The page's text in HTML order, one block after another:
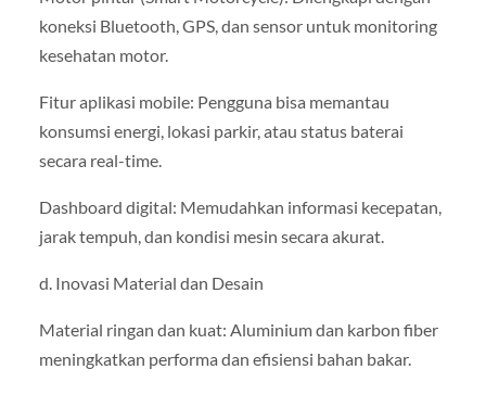
koneksi Bluetooth, GPS, dan sensor untuk monitoring
kesehatan motor.
Fitur aplikasi mobile: Pengguna bisa memantau
konsumsi energi, lokasi parkir, atau status baterai
secara real-time.
Dashboard digital: Memudahkan informasi kecepatan,
jarak tempuh, dan kondisi mesin secara akurat.
d. Inovasi Material dan Desain
Material ringan dan kuat: Aluminium dan karbon fiber
meningkatkan performa dan efisiensi bahan bakar.